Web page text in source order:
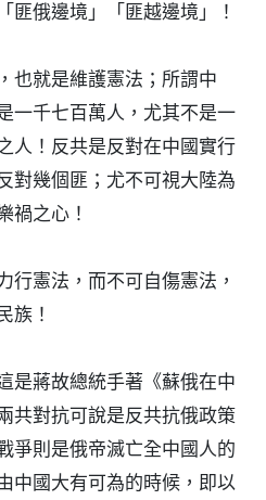
匪俄邊境」「匪越邊境」！
也就是維護憲法；所謂中
一千七百萬人，尤其不是一
人！反共是反對在中國實行
對幾個匪；尤不可視大陸為
禍之心！
行憲法，而不可自傷憲法，
族！
是蔣故總統手著《蘇俄在中
共對抗可說是反共抗俄政策
爭則是俄帝滅亡全中國人的
中國大有可為的時候，即以